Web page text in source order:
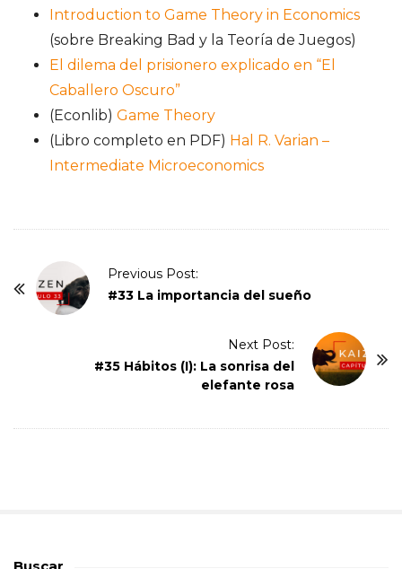
Introduction to Game Theory in Economics
(sobre Breaking Bad y la Teoría de Juegos)
El dilema del prisionero explicado en “El
Caballero Oscuro”
(Econlib) Game Theory
(Libro completo en PDF) Hal R. Varian –
Intermediate Microeconomics
Previous Post:
#33 La importancia del sueño
Next Post:
#35 Hábitos (I): La sonrisa del
elefante rosa